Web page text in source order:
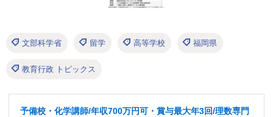
文部科学省 留学 高等学校 福岡県
教育行政 トピックス
予備校・化学講師/年収700万円可・賞与最大年3回/理数専門